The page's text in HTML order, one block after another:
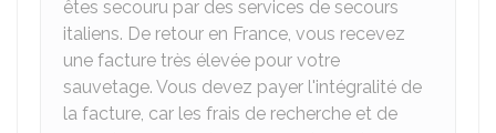
êtes secouru par des services de secours
italiens. De retour en France, vous recevez
une facture très élevée pour votre
sauvetage. Vous devez payer l'intégralité de
la facture, car les frais de recherche et de